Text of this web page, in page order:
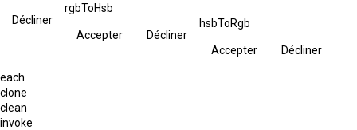
Décliner
rgbToHsb
Accepter Décliner
hsbToRgb
Accepter Décliner
each
clone
clean
invoke